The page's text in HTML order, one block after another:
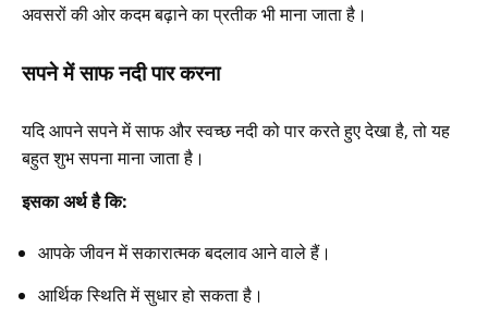
अवसरों की ओर कदम बढ़ाने का प्रतीक भी माना जाता है।
सपने में साफ नदी पार करना
यदि आपने सपने में साफ और स्वच्छ नदी को पार करते हुए देखा है, तो यह
बहुत शुभ सपना माना जाता है।
इसका अर्थ है कि:
आपके जीवन में सकारात्मक बदलाव आने वाले हैं।
आर्थिक स्थिति में सुधार हो सकता है।